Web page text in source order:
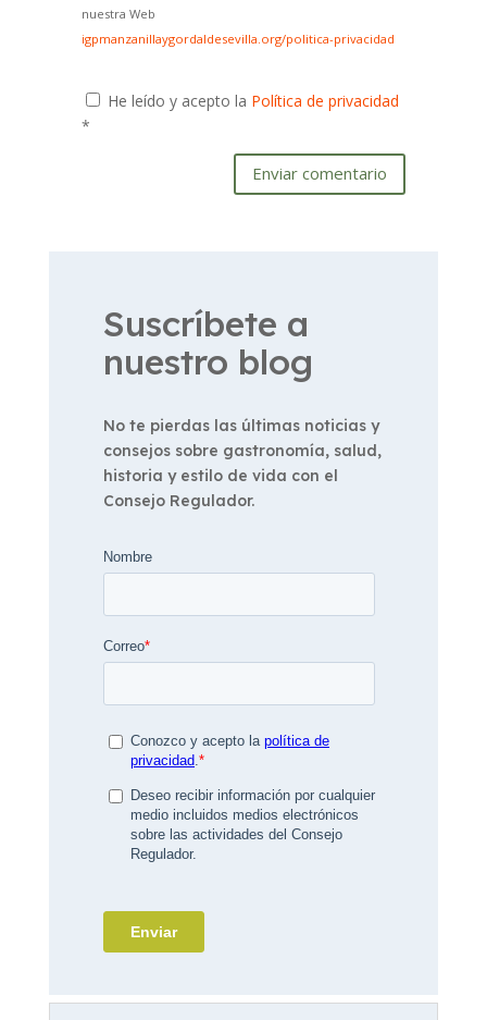
nuestra Web
igpmanzanillaygordaldesevilla.org/politica-privacidad
He leído y acepto la Política de privacidad
*
Enviar comentario
Suscríbete a
nuestro blog
No te pierdas las últimas noticias y
consejos sobre gastronomía, salud,
historia y estilo de vida con el
Consejo Regulador.